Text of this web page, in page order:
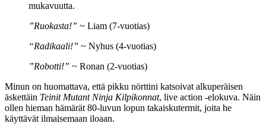
mukavuutta.
”Ruokasta!” ~ Liam (7-vuotias)
“Radikaali!” ~ Nyhus (4-vuotias)
”Robotti!” ~ Ronan (2-vuotias)
Minun on huomattava, että pikku nörttini katsoivat alkuperäisen
äskettäin Teinit Mutant Ninja Kilpikonnat, live action -elokuva. Näin
ollen hieman hämärät 80-luvun lopun takaiskutermit, joita he
käyttävät ilmaisemaan iloaan.